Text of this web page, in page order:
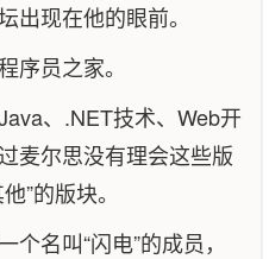
出现在他的眼前。
序员之家。
、.NET技术、Web开
麦尔思没有理会这些版
”的版块。
名叫“闪电”的成员，